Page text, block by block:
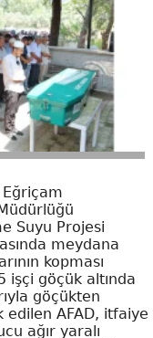
Suyu Projesi
meydana
kopması
işçi göçük altında
göçükten
edilen AFAD, itfaiye
ağır yaralı